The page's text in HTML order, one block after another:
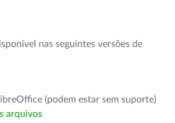
nas seguintes versões de
(podem estar sem suporte)
arquivos